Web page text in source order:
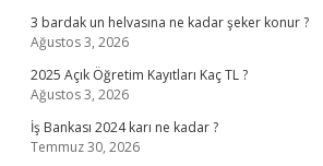
3 bardak un helvasına ne kadar şeker konur ?
Ağustos 3, 2026
2025 Açık Öğretim Kayıtları Kaç TL ?
Ağustos 3, 2026
İş Bankası 2024 karı ne kadar ?
Temmuz 30, 2026